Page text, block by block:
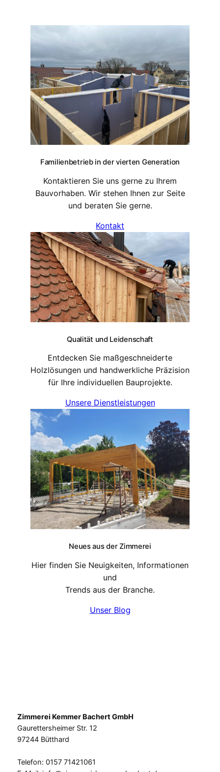
Familienbetrieb in der vierten Generation
Kontaktieren Sie uns gerne zu Ihrem
Bauvorhaben. Wir stehen Ihnen zur Seite
und beraten Sie gerne.
Kontakt
Qualität und Leidenschaft
Entdecken Sie maßgeschneiderte
Holzlösungen und handwerkliche Präzision
für Ihre individuellen Bauprojekte.
Unsere Dienstleistungen
Neues aus der Zimmerei
Hier finden Sie Neuigkeiten, Informationen
und
Trends aus der Branche.
Unser Blog
Zimmerei Kemmer Bachert GmbH
Gaurettersheimer Str. 12
97244 Bütthard
Telefon: 0157 71421061